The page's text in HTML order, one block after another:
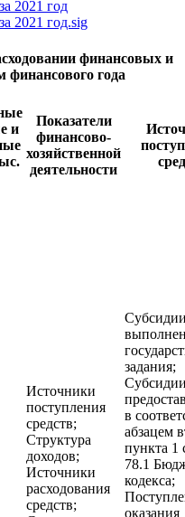
2021 год
2021 год.sig
финансовых и
финансового года
и
Показатели
финансово-
хозяйственной
деятельности
Источники
поступления
средств;
Структура
доходов;
Источники
расходования
средств;
задания;
в
абзацем
пункта 1
78.1
кодекса;
оказания